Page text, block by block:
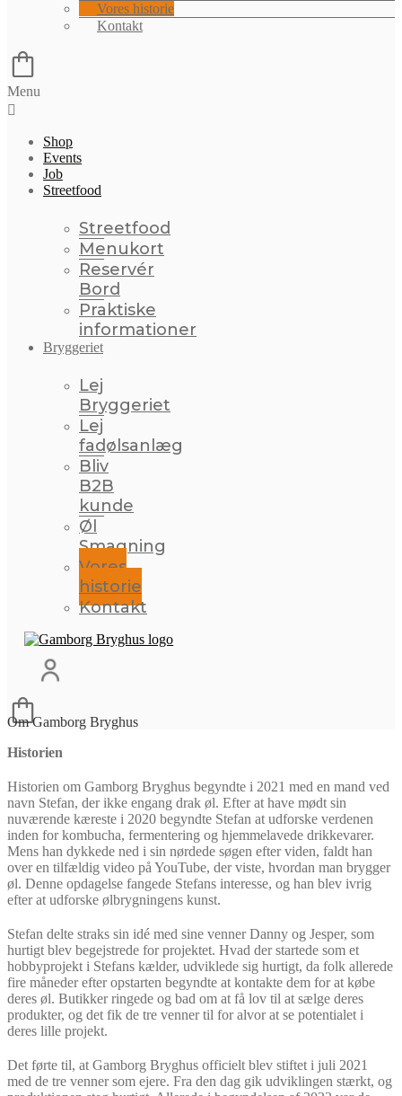
Vores historie
Kontakt
Menu
Shop
Events
Job
Streetfood
Streetfood
Menukort
Reservér
Bord
Praktiske
informationer
Bryggeriet
Lej
Bryggeriet
Lej
fadølsanlæg
Bliv
B2B
kunde
Øl
Smagning
Vores
historie
Kontakt
Om Gamborg Bryghus
Historien
Historien om Gamborg Bryghus begyndte i 2021 med en mand ved
navn Stefan, der ikke engang drak øl. Efter at have mødt sin
nuværende kæreste i 2020 begyndte Stefan at udforske verdenen
inden for kombucha, fermentering og hjemmelavede drikkevarer.
Mens han dykkede ned i sin nørdede søgen efter viden, faldt han
over en tilfældig video på YouTube, der viste, hvordan man brygger
øl. Denne opdagelse fangede Stefans interesse, og han blev ivrig
efter at udforske ølbrygningens kunst.
Stefan delte straks sin idé med sine venner Danny og Jesper, som
hurtigt blev begejstrede for projektet. Hvad der startede som et
hobbyprojekt i Stefans kælder, udviklede sig hurtigt, da folk allerede
fire måneder efter opstarten begyndte at kontakte dem for at købe
deres øl. Butikker ringede og bad om at få lov til at sælge deres
produkter, og det fik de tre venner til for alvor at se potentialet i
deres lille projekt.
Det førte til, at Gamborg Bryghus officielt blev stiftet i juli 2021
med de tre venner som ejere. Fra den dag gik udviklingen stærkt, og